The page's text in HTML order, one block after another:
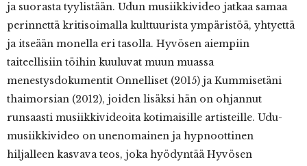
ja suorasta tyylistään. Udun musiikkivideo jatkaa samaa
perinnettä kritisoimalla kulttuurista ympäristöä, yhtyettä
ja itseään monella eri tasolla. Hyvösen aiempiin
taiteellisiin töihin kuuluvat muun muassa
menestysdokumentit Onnelliset (2015) ja Kummisetäni
thaimorsian (2012), joiden lisäksi hän on ohjannut
runsaasti musiikkivideoita kotimaisille artisteille. Udu-
musiikkivideo on unenomainen ja hypnoottinen
hiljalleen kasvava teos, joka hyödyntää Hyvösen